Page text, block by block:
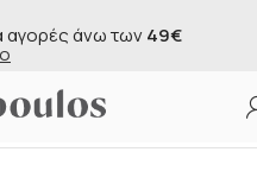
αγορές άνω των49€
/Μπαλαρίνες